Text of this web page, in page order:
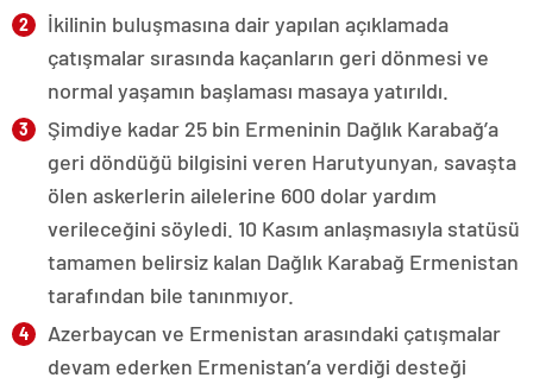
İkilinin buluşmasına dair yapılan açıklamada
çatışmalar sırasında kaçanların geri dönmesi ve
normal yaşamın başlaması masaya yatırıldı.
Şimdiye kadar 25 bin Ermeninin Dağlık Karabağ’a
geri döndüğü bilgisini veren Harutyunyan, savaşta
ölen askerlerin ailelerine 600 dolar yardım
verileceğini söyledi. 10 Kasım anlaşmasıyla statüsü
tamamen belirsiz kalan Dağlık Karabağ Ermenistan
tarafından bile tanınmıyor.
Azerbaycan ve Ermenistan arasındaki çatışmalar
devam ederken Ermenistan’a verdiği desteği